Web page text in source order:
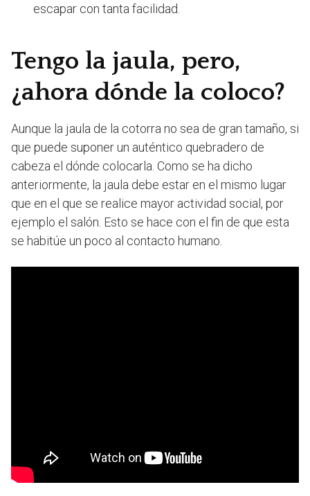
escapar con tanta facilidad.
Tengo la jaula, pero,
¿ahora dónde la coloco?
Aunque la jaula de la cotorra no sea de gran tamaño, si
que puede suponer un auténtico quebradero de
cabeza el dónde colocarla. Como se ha dicho
anteriormente, la jaula debe estar en el mismo lugar
que en el que se realice mayor actividad social, por
ejemplo el salón. Esto se hace con el fin de que esta
se habitúe un poco al contacto humano.